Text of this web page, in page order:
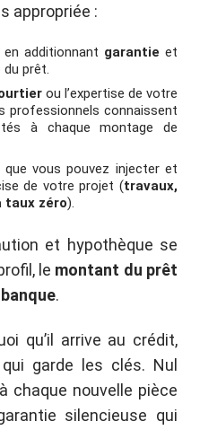
appropriée :
additionnant garantie et
du prêt.
ou l’expertise de votre
professionnels connaissent
à chaque montage de
que vous pouvez injecter et
de votre projet (travaux,
taux zéro).
et hypothèque se
le montant du prêt
banque.
qu’il arrive au crédit,
qui garde les clés. Nul
chaque nouvelle pièce
silencieuse qui